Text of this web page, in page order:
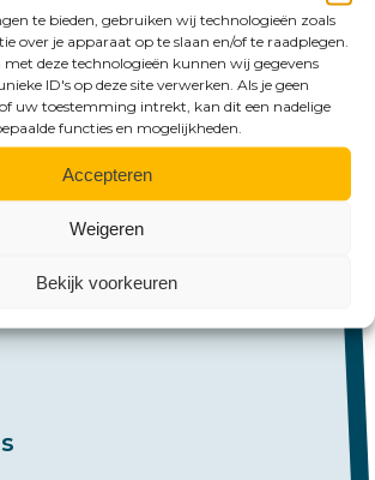
te bieden, gebruiken wij technologieën zoals
over je apparaat op te slaan en/of te raadplegen.
deze technologieën kunnen wij gegevens
ID's op deze site verwerken. Als je geen
uw toestemming intrekt, kan dit een nadelige
functies en mogelijkheden.
Accepteren
Weigeren
Bekijk voorkeuren
526 65 33